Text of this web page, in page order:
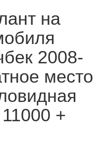
на
2008-
место
+